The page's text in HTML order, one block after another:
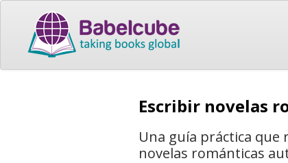
Escribir novelas
Una guía práctica que
novelas románticas